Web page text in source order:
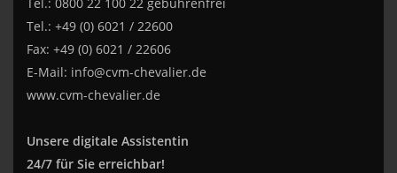
Tel.: +49 (0) 6021 / 22600
Fax: +49 (0) 6021 / 22606
E-Mail: info@cvm-chevalier.de
www.cvm-chevalier.de
Unsere digitale Assistentin
24/7 für Sie erreichbar!